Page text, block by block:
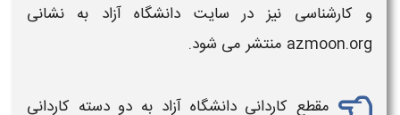
و کارشناسی نیز در سایت دانشگاه آزاد به نشانی
azmoon.org منتشر می شود.
مقطع کاردانی دانشگاه آزاد به دو دسته کاردانی